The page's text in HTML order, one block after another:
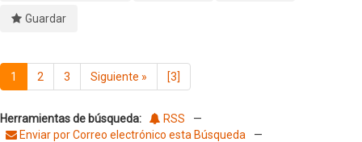
Guardar
1 2 3 Siguiente » [3]
Herramientas de búsqueda: RSS
—
Enviar por Correo electrónico esta Búsqueda
—